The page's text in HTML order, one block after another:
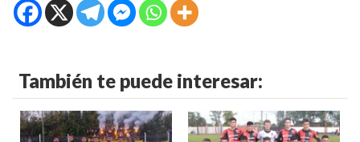
También te puede interesar: